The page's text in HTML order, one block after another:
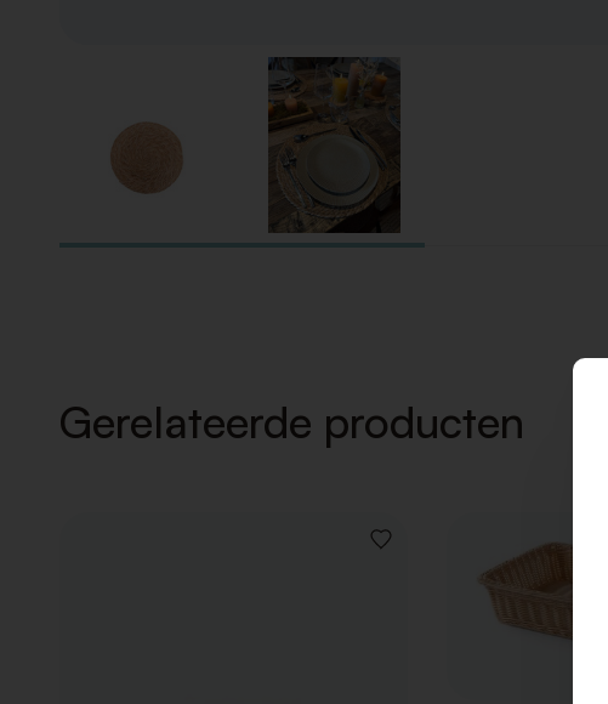
Gerelateerde producten
VOEG